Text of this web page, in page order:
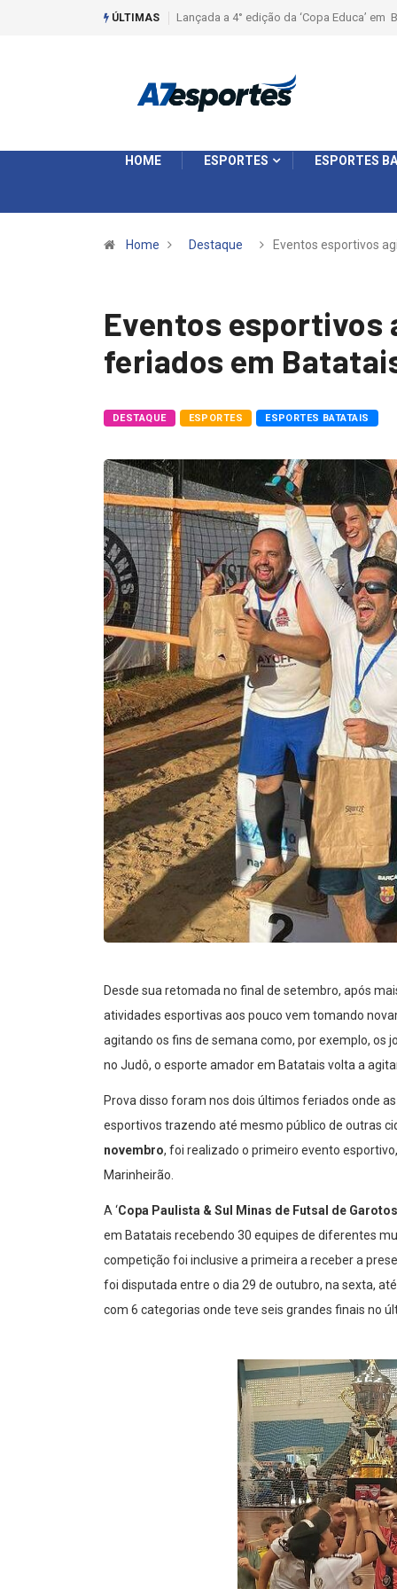
ÚLTIMAS Liga 2026: Equipes rompem com a LABE
HOME ESPORTES ESPORTES
Home Destaque Eventos esportivos
Eventos
feriados em
DESTAQUE ESPORTES ESPORTES BATATAIS
Desde sua retomada no final de setembro, após
atividades esportivas aos pouco vem tomando
agitando os fins de semana como, por exemplo, os
no Judô, o esporte amador em Batatais volta a
Prova disso foram nos dois últimos feriados onde
esportivos trazendo até mesmo público de outras
novembro, foi realizado o primeiro evento
Marinheirão.
A ‘Copa Paulista & Sul Minas de Futsal de Garotos
em Batatais recebendo 30 equipes de diferentes
competição foi inclusive a primeira a receber a
foi disputada entre o dia 29 de outubro, na sexta,
com 6 categorias onde teve seis grandes finais no